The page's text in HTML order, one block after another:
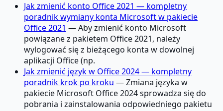
Jak zmienić konto Office 2021 — kompletny
poradnik wymiany konta Microsoft w pakiecie
Office 2021 — Aby zmienić konto Microsoft
powiązane z pakietem Office 2021, należy
wylogować się z bieżącego konta w dowolnej
aplikacji Office (np.
Jak zmienić język w Office 2024 — kompletny
poradnik krok po kroku — Zmiana języka w
pakiecie Microsoft Office 2024 sprowadza się do
pobrania i zainstalowania odpowiedniego pakietu